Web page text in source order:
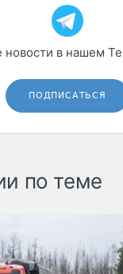
новости в нашем
ПОДПИСАТЬСЯ
по теме